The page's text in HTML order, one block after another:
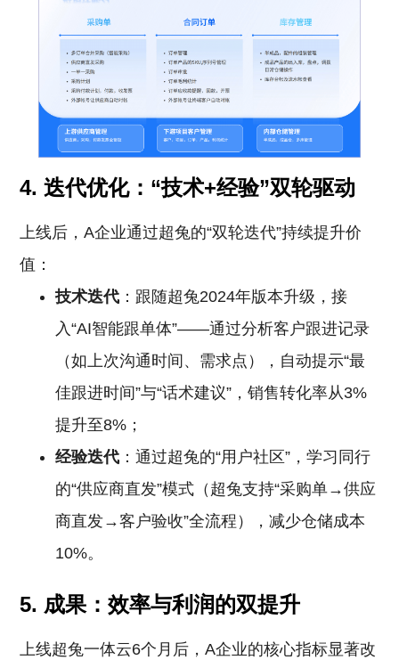
4. 迭代优化：“技术+经验”双轮驱动
上线后，A企业通过超兔的“双轮迭代”持续提升价
值：
技术迭代 ：跟随超兔2024年版本升级，接
入“AI智能跟单体”——通过分析客户跟进记录
（如上次沟通时间、需求点），自动提示“最
佳跟进时间”与“话术建议”，销售转化率从3%
提升至8%；
经验迭代 ：通过超兔的“用户社区”，学习同行
的“供应商直发”模式（超兔支持“采购单→供应
商直发→客户验收”全流程），减少仓储成本
10%。
5. 成果：效率与利润的双提升
上线超兔一体云6个月后，A企业的核心指标显著改